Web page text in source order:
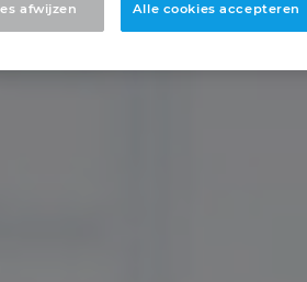
afwijzen Alle cookies accepteren